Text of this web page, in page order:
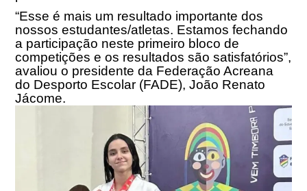
“Esse é mais um resultado importante dos
nossos estudantes/atletas. Estamos fechando
a participação neste primeiro bloco de
competições e os resultados são satisfatórios”,
avaliou o presidente da Federação Acreana
do Desporto Escolar (FADE), João Renato
Jácome.